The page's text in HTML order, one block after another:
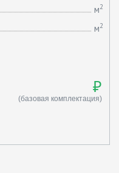
м2
м2
₽
(базовая комплектация)